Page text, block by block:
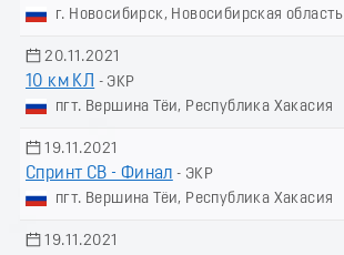
г. Новосибирск, Новосибирская область
20.11.2021
10 км КЛ
- ЭКР
пгт. Вершина Тёи, Республика Хакасия
19.11.2021
Спринт СВ - Финал - ЭКР
пгт. Вершина Тёи, Республика Хакасия
19.11.2021